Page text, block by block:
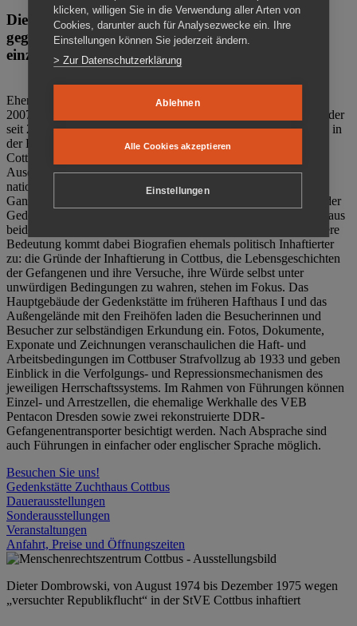
Die Gedenkstätte Zuchthaus Cottbus ist ein Ort
gegen das Vergessen. Anschaulich, nah und
einzigartig.
Ehemalige politische Häftlinge der DDR gründeten im Oktober
2007 den Verein Menschenrechtszentrum Cottbus e. V. (MRZ), der
seit 2011 Eigentümer des ehemaligen Gefängnisses (1860-2002) in
der Bautzener Straße und Träger der Gedenkstätte Zuchthaus
Cottbus ist. Im Zentrum der Arbeit der Gedenkstätte steht die
Auseinandersetzung mit politischem Unrecht während der
nationalsozialistischen Terrorherrschaft und der SED-Diktatur.
Ganzjährig zeigen mehrere Dauer- und Sonderausstellungen in der
Gedenkstätte Zuchthaus Cottbus Beispiele politischen Unrechts aus
beiden deutschen Diktaturen des 20. Jahrhunderts. Eine besondere
Bedeutung kommt dabei Biografien ehemals politisch Inhaftierter
zu: die Gründe der Inhaftierung in Cottbus, die Lebensgeschichten
der Gefangenen und ihre Versuche, ihre Würde selbst unter
unwürdigen Bedingungen zu wahren, stehen im Fokus. Das
Hauptgebäude der Gedenkstätte im früheren Hafthaus I und das
Außengelände mit den Freihöfen laden die Besucherinnen und
Besucher zur selbständigen Erkundung ein. Fotos, Dokumente,
Exponate und Zeichnungen veranschaulichen die Haft- und
Arbeitsbedingungen im Cottbuser Strafvollzug ab 1933 und geben
Einblick in die Verfolgungs- und Repressionsmechanismen des
jeweiligen Herrschaftssystems. Im Rahmen von Führungen können
Einzel- und Arrestzellen, die ehemalige Werkhalle des VEB
Pentacon Dresden sowie zwei rekonstruierte DDR-
Gefangenentransporter besichtigt werden. Nach Absprache sind
auch Führungen in einfacher oder englischer Sprache möglich.
Besuchen Sie uns!
Gedenkstätte Zuchthaus Cottbus
Dauerausstellungen
Sonderausstellungen
Veranstaltungen
Anfahrt, Preise und Öffnungszeiten
Dieter Dombrowski, von August 1974 bis Dezember 1975 wegen
„versuchter Republikflucht“ in der StVE Cottbus inhaftiert
klicken, willigen Sie in die Verwendung aller Arten von
Cookies, darunter auch für Analysezwecke ein. Ihre
Einstellungen können Sie jederzeit ändern.
> Zur Datenschutzerklärung
Ablehnen
Alle Cookies akzeptieren
Einstellungen